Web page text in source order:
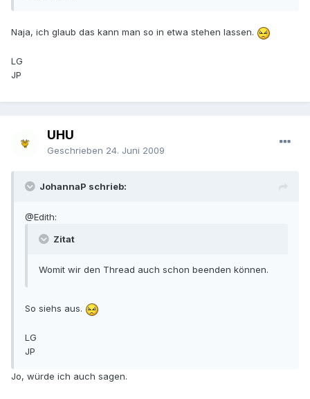
Naja, ich glaub das kann man so in etwa stehen lassen.
LG
JP
UHU
Geschrieben 24. Juni 2009
JohannaP schrieb:
@Edith:
Zitat
Womit wir den Thread auch schon beenden können.
So siehs aus.
LG
JP
Jo, würde ich auch sagen.